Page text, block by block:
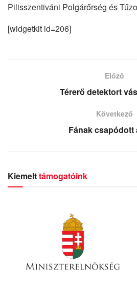
Pilisszentiváni Polgárőrség és
[widgetkit id=206]
Előző
Térerő detektort
Következő
Fának csapódott
Kiemelttámogatóink